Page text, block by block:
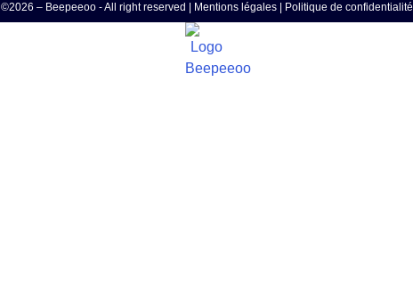
©2026 – Beepeeoo - All right reserved | Mentions légales| Politique de confidentialité